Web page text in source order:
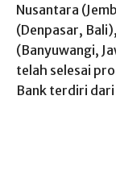
Nusantara
(Denpasar,
(Banyuwangi,
telah selesai
Bank terdiri dari